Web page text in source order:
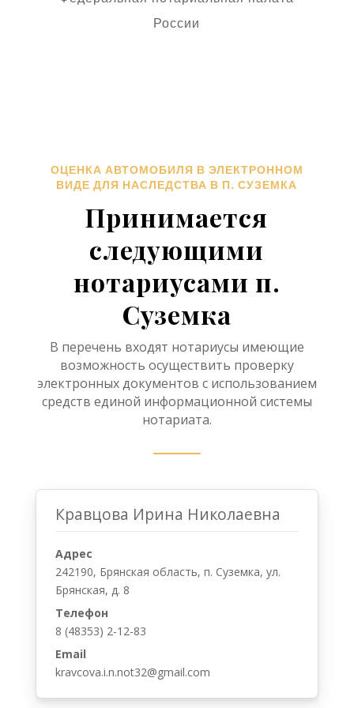
России
ОЦЕНКА АВТОМОБИЛЯ В ЭЛЕКТРОННОМ
ВИДЕ ДЛЯ НАСЛЕДСТВА В П. СУЗЕМКА
Принимается
следующими
нотариусами п.
Суземка
В перечень входят нотариусы имеющие
возможность осуществить проверку
электронных документов с использованием
средств единой информационной системы
нотариата.
Кравцова Ирина Николаевна
Адрес
242190, Брянская область, п. Суземка, ул.
Брянская, д. 8
Телефон
8 (48353) 2-12-83
Email
kravcova.i.n.not32@gmail.com